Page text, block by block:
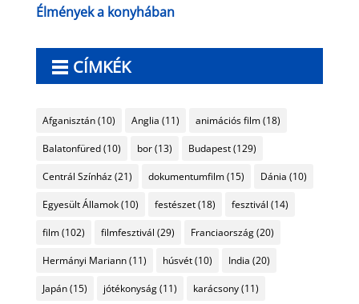
Élmények a konyhában
CÍMKÉK
Afganisztán(10) Anglia (11) animációs film(18)
Balatonfüred(10) bor(13) Budapest(129)
Centrál Színház(21) dokumentumfilm(15) Dánia (10)
Egyesült Államok(10) festészet(18) fesztivál (14)
film(102) filmfesztivál (29) Franciaország(20)
Hermányi Mariann(11) húsvét(10) India (20)
Japán(15) jótékonyság(11) karácsony(11)